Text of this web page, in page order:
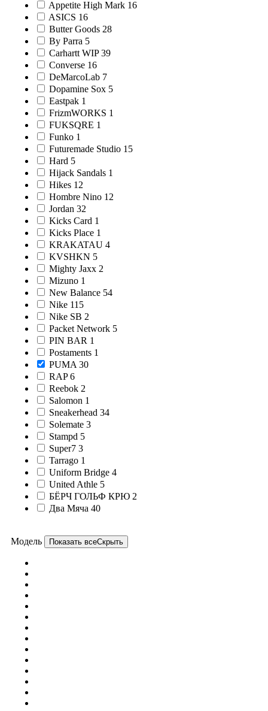
Appetite High Mark 16
ASICS 16
Butter Goods 28
By Parra 5
Carhartt WIP 39
Converse 16
DeMarcoLab 7
Dopamine Sox 5
Eastpak 1
FrizmWORKS 1
FUKSQRE 1
Funko 1
Futuremade Studio 15
Hard 5
Hijack Sandals 1
Hikes 12
Hombre Nino 12
Jordan 32
Kicks Card 1
Kicks Place 1
KRAKATAU 4
KVSHKN 5
Mighty Jaxx 2
Mizuno 1
New Balance 54
Nike 115
Nike SB 2
Packet Network 5
PIN BAR 1
Postaments 1
PUMA 30
RAP 6
Reebok 2
Salomon 1
Sneakerhead 34
Solemate 3
Stampd 5
Super7 3
Tarrago 1
Uniform Bridge 4
United Athle 5
БЁРЧ ГОЛЬФ КРЮ 2
Два Мяча 40
Модель Показать всеСкрыть